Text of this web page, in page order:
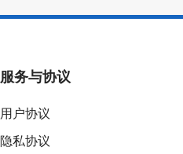
服务与协议
用户协议
隐私协议